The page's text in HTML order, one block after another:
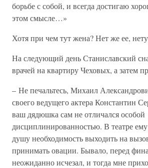
борьбе с собой, и всегда достигаю
этом смысле…»
Хотя при чем тут жена? Нет же ее,
На следующий день Станиславский
врачей на квартиру Чеховых, а затем
– Не печальтесь, Михаил
своего ведущего актера Константин
ваш дядюшка сам не отличался особой
дисциплинированностью. В театре ему
душу необходимость выходить на
принимать овации. Бывало, перед
неожиданно исчезал, и тогда мне